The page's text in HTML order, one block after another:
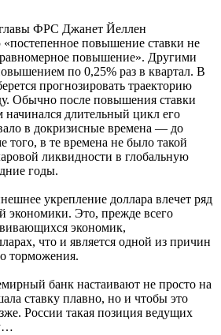
ФРС Джанет Йеллен
повышение ставки не
равномерное повышение». Другими
по 0,25% раз в квартал. В
прогнозировать траекторию
Обычно после повышения ставки
начинался длительный цикл его
в докризисные времена — до
того, в те времена не было такой
ликвидности в глобальную
годы.
укрепление доллара влечет ряд
экономики. Это, прежде всего
экономик,
что и является одной из причин
торможения.
банк настаивают не просто на
ставку плавно, но и чтобы это
России такая позиция ведущих